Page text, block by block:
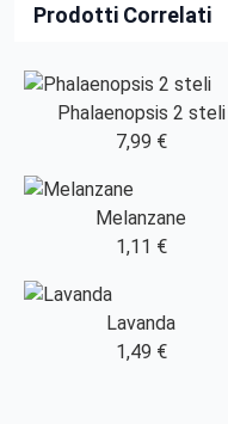
Prodotti Correlati
Phalaenopsis 2 steli
7,99 €
Melanzane
1,11 €
Lavanda
1,49 €